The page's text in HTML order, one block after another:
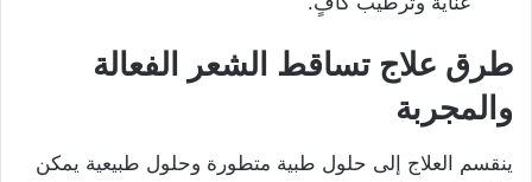
طرق علاج تساقط الشعر الفعالة
والمجربة
ينقسم العلاج إلى حلول طبية متطورة وحلول طبيعية يمكن